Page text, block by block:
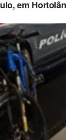
em